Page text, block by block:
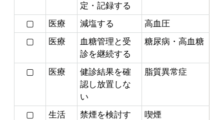
定・記録する
▢ 医療 減塩する
高血圧
▢
医療
血糖管理と受
診を継続する
糖尿病・高血糖
▢ 医療
健診結果を確
認し放置しな
い
脂質異常症
▢ 生活
禁煙を検討す
喫煙